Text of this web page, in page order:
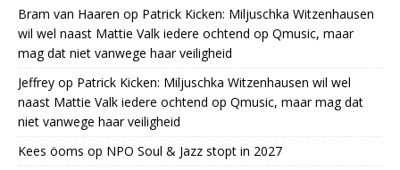
Bram van Haaren op Patrick Kicken: Miljuschka Witzenhausen
wil wel naast Mattie Valk iedere ochtend op Qmusic, maar
mag dat niet vanwege haar veiligheid
Jeffrey op Patrick Kicken: Miljuschka Witzenhausen wil wel
naast Mattie Valk iedere ochtend op Qmusic, maar mag dat
niet vanwege haar veiligheid
Kees öoms op NPO Soul & Jazz stopt in 2027